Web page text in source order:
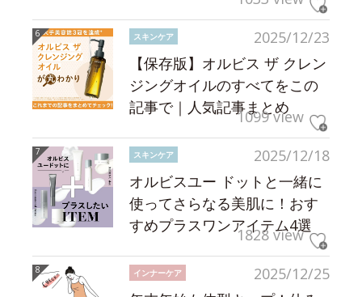
2025/12/23
スキンケア
【保存版】オルビス ザ クレン
ジングオイルのすべてをこの
記事で｜人気記事まとめ
1099 view
2025/12/18
スキンケア
オルビスユー ドットと一緒に
使ってさらなる美肌に！おす
すめプラスワンアイテム4選
1828 view
2025/12/25
インナーケア